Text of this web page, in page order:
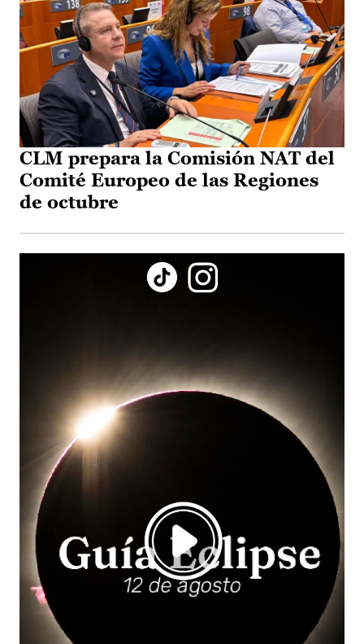
CLM prepara la Comisión NAT del
Comité Europeo de las Regiones
de octubre